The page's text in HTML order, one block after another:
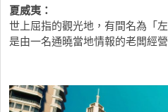
夏威夷：
世上屈指的觀光地，有間名為「
是由一名通曉當地情報的老闆經營